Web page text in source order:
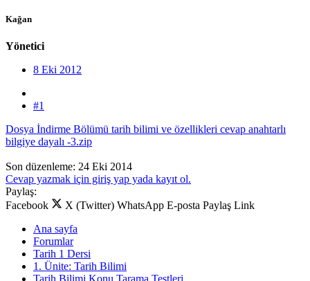
Kağan
Yönetici
8 Eki 2012
#1
Dosya İndirme Bölümü tarih bilimi ve özellikleri cevap anahtarlı
bilgiye dayalı -3.zip
Son düzenleme: 24 Eki 2014
Cevap yazmak için giriş yap yada kayıt ol.
Paylaş:
Facebook
X (Twitter) WhatsApp E-posta Paylaş Link
Ana sayfa
Forumlar
Tarih 1 Dersi
1. Ünite: Tarih Bilimi
Tarih Bilimi Konu Tarama Testleri